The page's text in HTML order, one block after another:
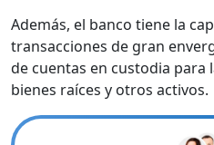
Además, el banco tiene la
transacciones de gran
de cuentas en custodia para
bienes raíces y otros activos.